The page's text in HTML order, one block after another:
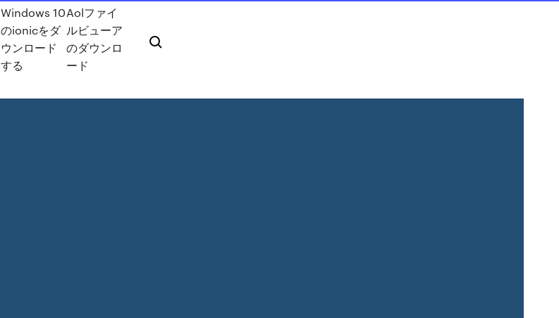
Windows 10
のionicをダ
ウンロード
する
Aolファイ
ルビューア
のダウンロ
ード